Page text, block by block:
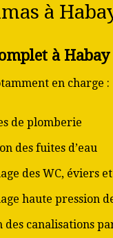
à
à Habay
en charge :
de plomberie
des fuites d’eau
des WC, éviers
haute pression
des canalisations